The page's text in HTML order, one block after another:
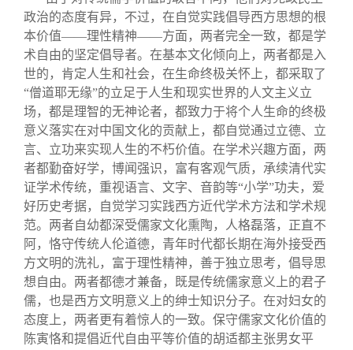
政治的态度有异，不过，在自觉实践倡导西方思想的根
本价值——理性精神——方面，两者完全一致，都是学
术自由的坚定倡导者。在基本文化倾向上，两者都是入
世的，肯定人生和社会，在生命终极关怀上，都采取了
“僧道耶无缘”的立足于人生和现实世界的人文主义立
场，都是理智的无神论者，都致力于将个人生命的终极
意义落实在对中国文化的贡献上，都自觉通过立德、立
言、立功来实现人生的不朽价值。在学术兴趣方面，两
者都勤奋好学，博闻强识，富有客观气质，承续清代实
证学术传统，重视语言、文字、音韵等“小学”功夫，爱
好历史考据，自觉学习实践西方近代学术方法和学术规
范。两者自幼都深受儒家文化熏陶，人格磊落，正直不
阿，恪守传统人伦道德，青年时代都长期在海外接受西
方文明的洗礼，富于理性精神，善于独立思考，倡导思
想自由。两者都德才兼备，既是传统儒家意义上的君子
儒，也是西方文明意义上的绅士知识分子。在对妇女的
态度上，两者更有着惊人的一致。保守儒家文化价值的
陈寅恪和提倡近代自由平等价值的胡适都主张男女平